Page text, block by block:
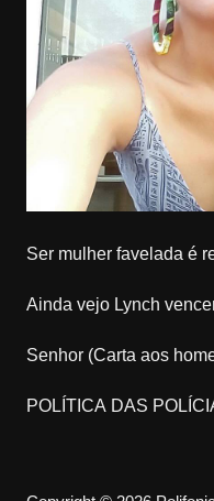
Ser mulher favelada é
Ainda vejo Lynch
Senhor (Carta aos
POLÍTICA DAS